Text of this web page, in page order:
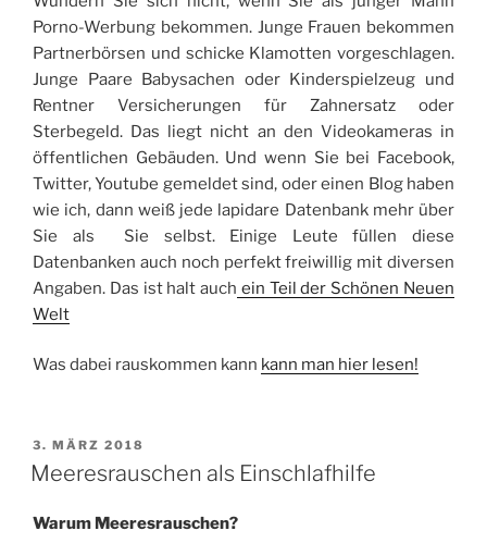
Porno-Werbung bekommen. Junge Frauen bekommen
Partnerbörsen und schicke Klamotten vorgeschlagen.
Junge Paare Babysachen oder Kinderspielzeug und
Rentner Versicherungen für Zahnersatz oder
Sterbegeld. Das liegt nicht an den Videokameras in
öffentlichen Gebäuden. Und wenn Sie bei Facebook,
Twitter, Youtube gemeldet sind, oder einen Blog haben
wie ich, dann weiß jede lapidare Datenbank mehr über
Sie als Sie selbst. Einige Leute füllen diese
Datenbanken auch noch perfekt freiwillig mit diversen
Angaben. Das ist halt auch ein Teil der Schönen Neuen
Welt
Was dabei rauskommen kann kann man hier lesen!
VERÖFFENTLICHT
AM
3. MÄRZ 2018
Meeresrauschen als Einschlafhilfe
Warum Meeresrauschen?